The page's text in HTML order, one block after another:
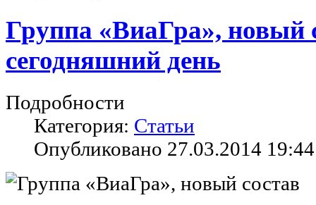
Группа «ВиаГра», новый
сегодняшний день
Подробности
Категория: Статьи
Опубликовано 27.03.2014 19:44